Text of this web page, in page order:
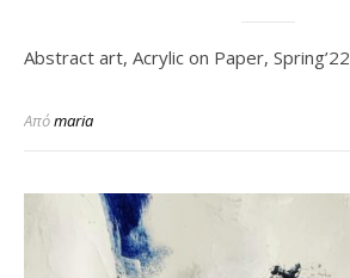
Abstract art, Acrylic on Paper, Spring’22
Απόmaria